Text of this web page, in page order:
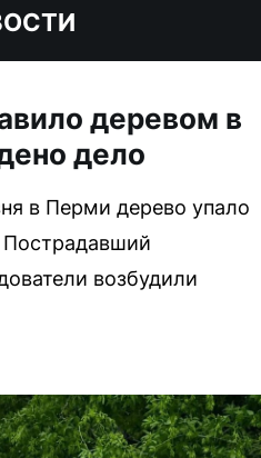
деревом в
дело
в Перми дерево упало
Пострадавший
возбудили